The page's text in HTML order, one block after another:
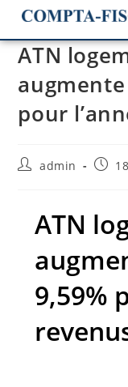
ATN
augmente
pour
admin
ATN
9,59%